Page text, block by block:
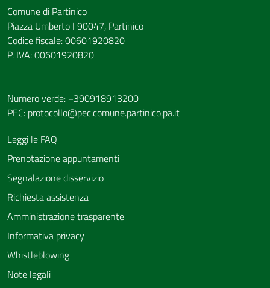
Comune di Partinico
Piazza Umberto I 90047, Partinico
Codice fiscale: 00601920820
P. IVA: 00601920820
Numero verde: +390918913200
PEC: protocollo@pec.comune.partinico.pa.it
Leggi le FAQ
Prenotazione appuntamenti
Segnalazione disservizio
Richiesta assistenza
Amministrazione trasparente
Informativa privacy
Whistleblowing
Note legali